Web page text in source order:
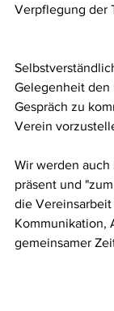
Verpflegung der
Gelegenheit den
Gespräch zu
Verein
Wir werden
präsent und
die
Kommunikation,
gemeinsamer